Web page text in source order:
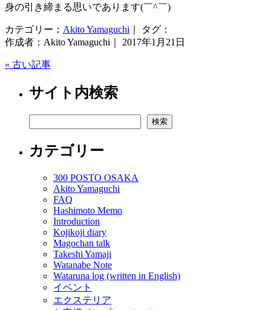
身の引き締まる思いであります(￣^￣)ゞ
カテゴリー： Akito Yamaguchi ｜ タグ：
作成者：Akito Yamaguchi｜ 2017年1月21日
« 古い記事
サイト内検索
検索
カテゴリー
300 POSTO OSAKA
Akito Yamaguchi
FAQ
Hashimoto Memo
Introduction
Kojikoji diary
Magochan talk
Takeshi Yamaji
Watanabe Note
Wataruna log (written in English)
イベント
エクステリア